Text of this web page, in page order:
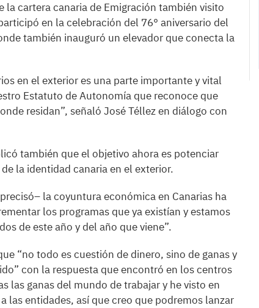
cartera canaria de Emigración también visito
en la celebración del 76° aniversario del
también inauguró un elevador que conecta la
en el exterior es una parte importante y vital
Estatuto de Autonomía que reconoce que
residan”, señaló José Téllez en diálogo con
también que el objetivo ahora es potenciar
la identidad canaria en el exterior.
la coyuntura económica en Canarias ha
los programas que ya existían y estamos
de este año y del año que viene”.
“no todo es cuestión de dinero, sino de ganas y
con la respuesta que encontró en los centros
las ganas del mundo de trabajar y he visto en
las entidades, así que creo que podremos lanzar